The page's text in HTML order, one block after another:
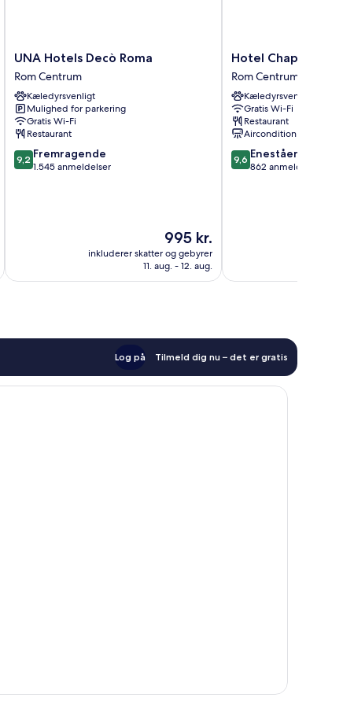
UNA
Hotels
Decò
Roma
Rom
Centrum
UNA Hotels Decò Roma
Rom Centrum
Kæledyrsvenligt
Mulighed for parkering
Gratis Wi-Fi
Restaurant
9.2
ud
9,2 Fremragende
1.545 anmeldelser
Prisen
er
995 kr.
995 kr.
inkluderer skatter og gebyrer
11. aug. - 12. aug.
Hotel
Chapter
Roma
Rom
Centrum
Hotel Chapter Roma
Rom Centrum
Kæledyrsvenligt
Gratis Wi-Fi
Restaurant
Aircondition
9.6
ud
9,6 Enestående
862 anmeldelser
Log på Tilmeld dig nu – det er gratis